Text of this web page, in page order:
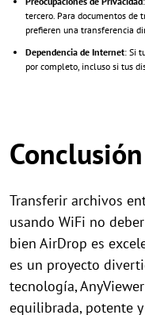
tercero. Para documentos de
prefieren una transferencia
Dependencia de Internet: Si
por completo, incluso si tus
Conclusión
Transferir archivos
usando WiFi no
bien AirDrop es
es un proyecto
tecnología,
equilibrada, potente